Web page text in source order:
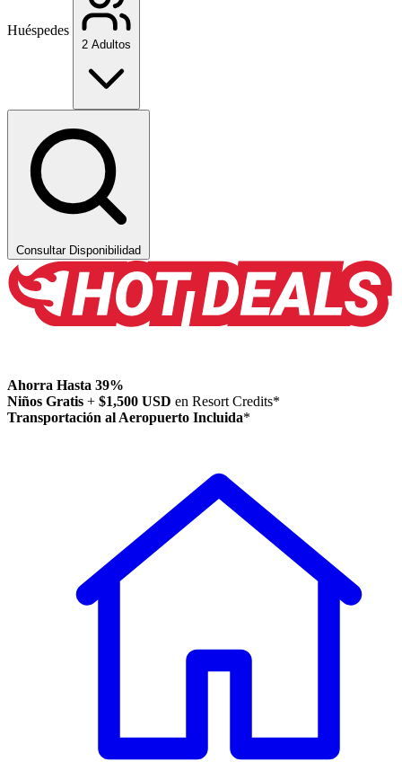
Huéspedes
2 Adultos
Consultar Disponibilidad
Ahorra Hasta 39%
Niños Gratis + $1,500 USD en Resort Credits*
Transportación al Aeropuerto Incluida*